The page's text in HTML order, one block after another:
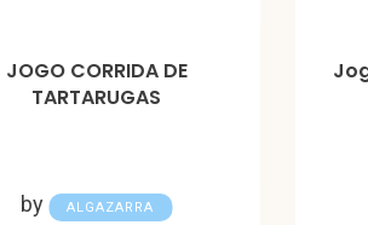
JOGO CORRIDA DE
TARTARUGAS
by ALGAZARRA